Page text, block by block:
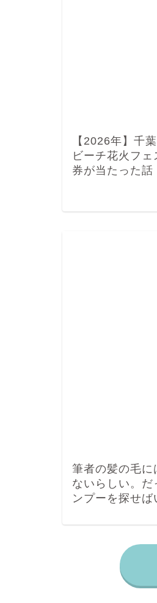
【2026年】千
ビーチ花火フ
券が当たった話
筆者の髪の毛に
ないらしい。だ
ンプーを探せば